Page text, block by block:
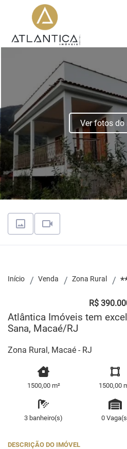
Ver fotos do
Início Venda Zona Rural
R$
Atlântica Imóveis tem
Sana, Macaé/RJ
Zona Rural, Macaé - RJ
1500,00 m² 1500,00
3 banheiro(s) 0
DESCRIÇÃO DO IMÓVEL